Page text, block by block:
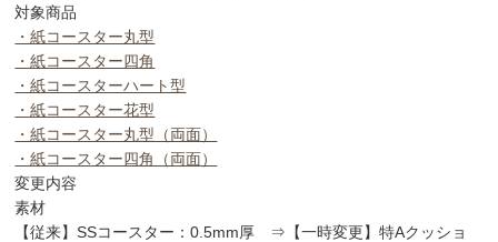
対象商品
・紙コースター丸型
・紙コースター四角
・紙コースターハート型
・紙コースター花型
・紙コースター丸型（両面）
・紙コースター四角（両面）
変更内容
素材
【従来】SSコースター：0.5mm厚 ⇒【一時変更】特Aクッショ